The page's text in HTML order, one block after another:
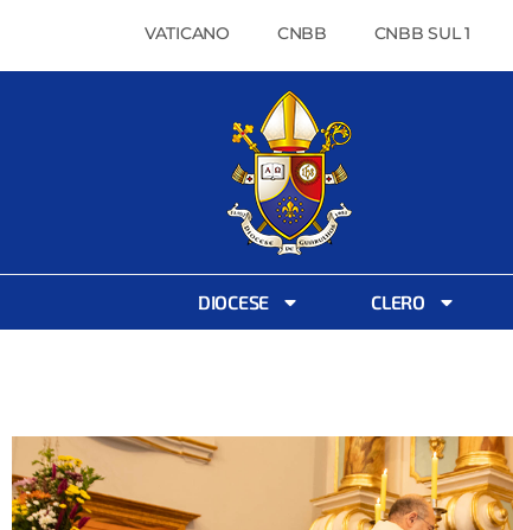
VATICANO CNBB CNBB SUL 1
DIOCESE CLERO